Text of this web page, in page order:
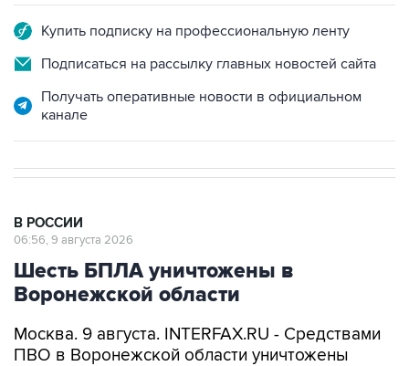
Купить подписку на профессиональную ленту
Подписаться на рассылку главных новостей сайта
Получать оперативные новости в официальном
канале
В РОССИИ
06:56, 9 августа 2026
Шесть БПЛА уничтожены в
Воронежской области
Москва. 9 августа. INTERFAX.RU - Средствами
ПВО в Воронежской области уничтожены